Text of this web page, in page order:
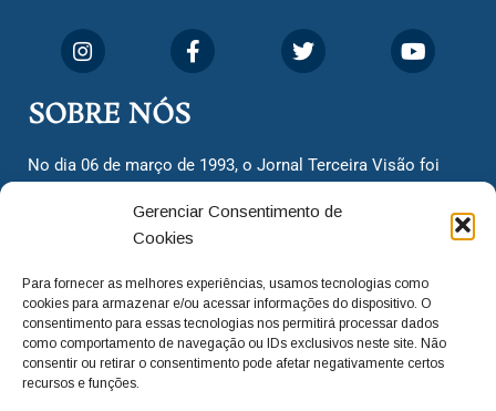
Gerenciar Consentimento de
Cookies
Para fornecer as melhores experiências, usamos tecnologias como
cookies para armazenar e/ou acessar informações do dispositivo. O
consentimento para essas tecnologias nos permitirá processar dados
como comportamento de navegação ou IDs exclusivos neste site. Não
consentir ou retirar o consentimento pode afetar negativamente certos
recursos e funções.
SOBRE NÓS
No dia 06 de março de 1993, o Jornal Terceira Visão foi
cidadãos valinhenses, já que naquela época só existiam
dois jornais. Há mais de 30 anos, o jornal continua
com o foco de trazer as melhores notícias. Nunca
deixamos de lado as necessidades do cidadão, sempre
questionando os órgãos públicos em busca de melhorias
para a cidade e sempre cobrando resoluções para casos